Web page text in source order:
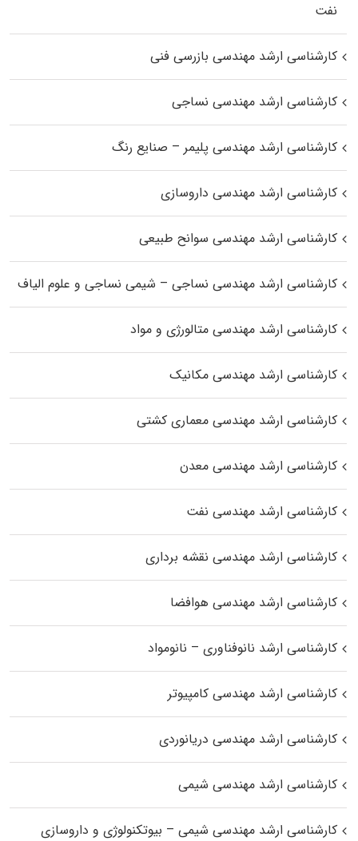
نفت
کارشناسی ارشد مهندسی بازرسی فنی
کارشناسی ارشد مهندسی نساجی
کارشناسی ارشد مهندسی پلیمر – صنایع رنگ
کارشناسی ارشد مهندسی داروسازی
کارشناسی ارشد مهندسی سوانح طبیعی
کارشناسی ارشد مهندسی نساجی – شیمی نساجی و علوم الیاف
کارشناسی ارشد مهندسی متالورژی و مواد
کارشناسی ارشد مهندسی مکانیک
کارشناسی ارشد مهندسی معماری کشتی
کارشناسی ارشد مهندسی معدن
کارشناسی ارشد مهندسی نفت
کارشناسی ارشد مهندسی نقشه برداری
کارشناسی ارشد مهندسی هوافضا
کارشناسی ارشد نانوفناوری – نانومواد
کارشناسی ارشد مهندسی کامپیوتر
کارشناسی ارشد مهندسی دریانوردی
کارشناسی ارشد مهندسی شیمی
کارشناسی ارشد مهندسی شیمی – بیوتکنولوژی و داروسازی